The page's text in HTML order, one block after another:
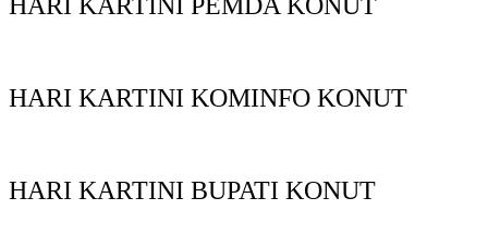
HARI KARTINI KOMINFO KONUT
HARI KARTINI BUPATI KONUT